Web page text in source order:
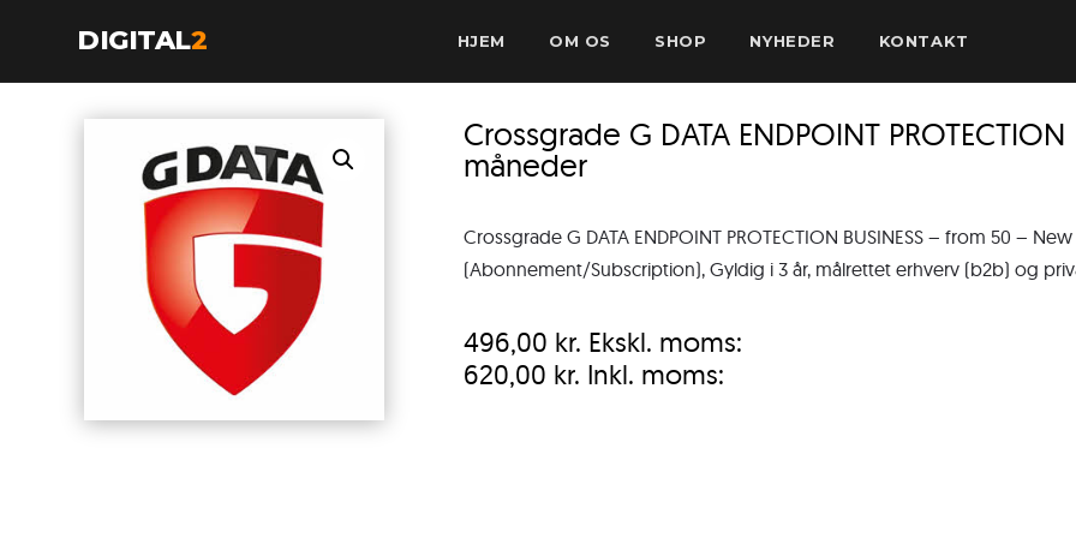
DIGITAL2 HJEM OM OS SHOP NYHEDER KONTAKT
Crossgrade G DATA ENDPOINT
måneder
Crossgrade G DATA ENDPOINT PROTECTION BUSINESS – from 50 –
(Abonnement/Subscription), Gyldig i 3 år, målrettet erhverv (b2b) og
496,00 kr. Ekskl. moms:
620,00 kr. Inkl. moms: